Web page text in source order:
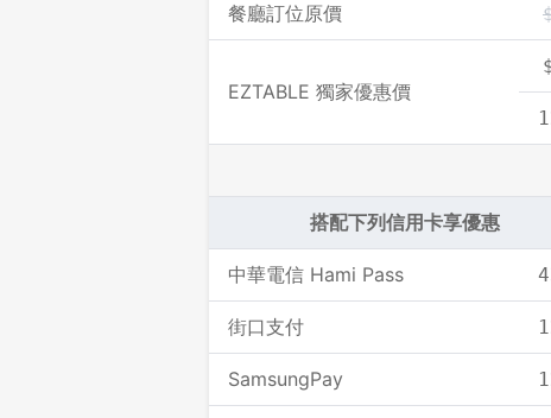
餐廳訂位原價
EZTABLE 獨家優惠價
搭配下列信用卡享優惠
中華電信 Hami Pass
街口支付
SamsungPay